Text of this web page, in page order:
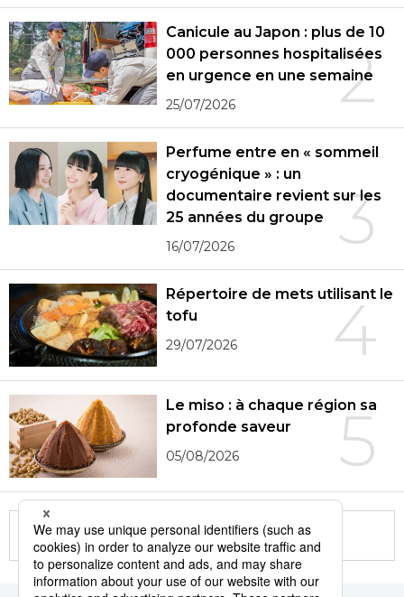
2
Canicule au Japon : plus de 10
000 personnes hospitalisées
en urgence en une semaine
25/07/2026
3
Perfume entre en « sommeil
cryogénique » : un
documentaire revient sur les
25 années du groupe
16/07/2026
4
Répertoire de mets utilisant le
tofu
29/07/2026
5
Le miso : à chaque région sa
profonde saveur
05/08/2026
More in this series